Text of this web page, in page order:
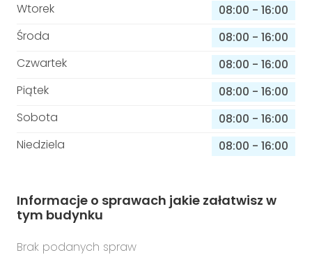
Wtorek
08:00 - 16:00
Środa
08:00 - 16:00
Czwartek
08:00 - 16:00
Piątek
08:00 - 16:00
Sobota
08:00 - 16:00
Niedziela
08:00 - 16:00
Informacje o sprawach jakie załatwisz w
tym budynku
Brak podanych spraw